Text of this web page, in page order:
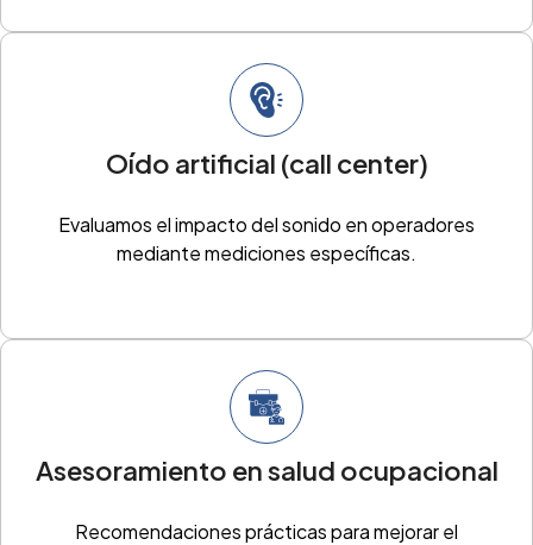
Oído artificial (call center)
Evaluamos el impacto del sonido en operadores
mediante mediciones específicas.
Asesoramiento en salud ocupacional
Recomendaciones prácticas para mejorar el